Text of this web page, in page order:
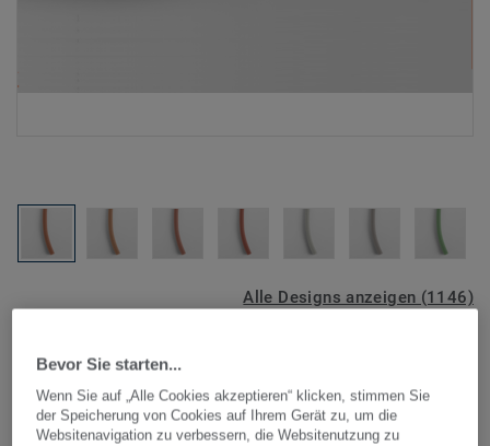
Alle Designs anzeigen (1146)
Schweißschnur für PVC-Böden
- Unicoloured ORANGE 0894
Bevor Sie starten...
Wenn Sie auf „Alle Cookies akzeptieren“ klicken, stimmen Sie
der Speicherung von Cookies auf Ihrem Gerät zu, um die
Websitenavigation zu verbessern, die Websitenutzung zu